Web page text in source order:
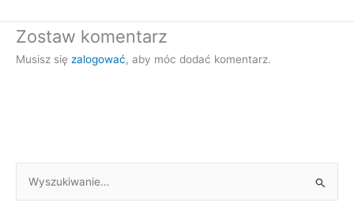
Zostaw komentarz
Musisz się zalogować, aby móc dodać komentarz.